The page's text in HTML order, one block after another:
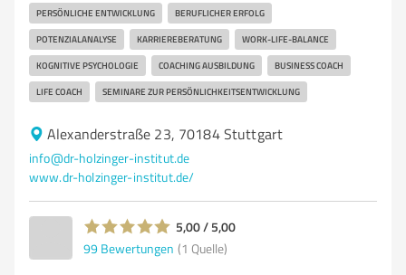
PERSÖNLICHE ENTWICKLUNG BERUFLICHER ERFOLG
POTENZIALANALYSE KARRIEREBERATUNG WORK-LIFE-BALANCE
KOGNITIVE PSYCHOLOGIE COACHING AUSBILDUNG BUSINESS COACH
LIFE COACH SEMINARE ZUR PERSÖNLICHKEITSENTWICKLUNG
Alexanderstraße 23, 70184 Stuttgart
info@dr-holzinger-institut.de
www.dr-holzinger-institut.de/
5,00 / 5,00
99 Bewertungen (1 Quelle)